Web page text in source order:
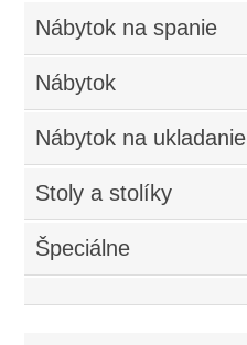
Nábytok na spanie
Nábytok
Nábytok na ukladanie
Stoly a stolíky
Špeciálne